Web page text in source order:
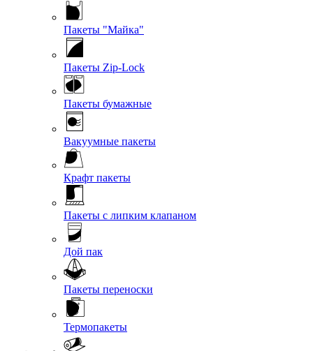
Пакеты "Майка"
Пакеты Zip-Lock
Пакеты бумажные
Вакуумные пакеты
Крафт пакеты
Пакеты с липким клапаном
Дой пак
Пакеты переноски
Термопакеты